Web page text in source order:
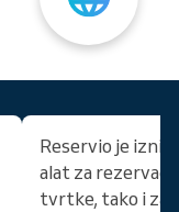
Reservio je
alat za
tvrtke, tako i za